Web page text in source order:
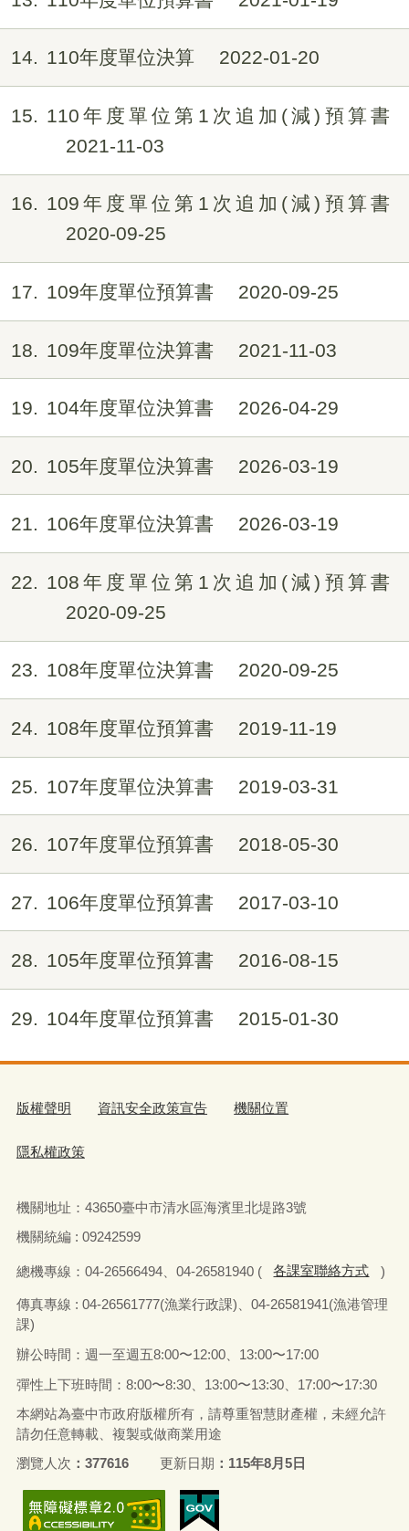
14 110年度單位決算 2022-01-20
15
110年度單位第1次追加(減)預算書
2021-11-03
16
109年度單位第1次追加(減)預算書
2020-09-25
17 109年度單位預算書 2020-09-25
18 109年度單位決算書 2021-11-03
19 104年度單位決算書 2026-04-29
20 105年度單位決算書 2026-03-19
21 106年度單位決算書 2026-03-19
22
108年度單位第1次追加(減)預算書
2020-09-25
23 108年度單位決算書 2020-09-25
24 108年度單位預算書 2019-11-19
25 107年度單位決算書 2019-03-31
26 107年度單位預算書 2018-05-30
27 106年度單位預算書 2017-03-10
28 105年度單位預算書 2016-08-15
29 104年度單位預算書 2015-01-30
版權聲明 資訊安全政策宣告 機關位置
隱私權政策
機關地址： 43650臺中市清水區海濱里北堤路3號
機關統編 : 09242599
總機專線： 04-26566494、 04-26581940 ( 各課室聯絡方式 )
傳真專線 : 04-26561777(漁業行政課) 04-26581941(漁港管理
課)
辦公時間：週一至週五8:00〜12:00、 13:00〜17:00
彈性上下班時間： 8:00〜8:30、 13:00〜13:30、 17:00〜17:30
本網站為臺中市政府版權所有，請尊重智慧財產權，未經允許
請勿任意轉載、複製或做商業用途
瀏覽人次
377616 更新日期 115年8月5日